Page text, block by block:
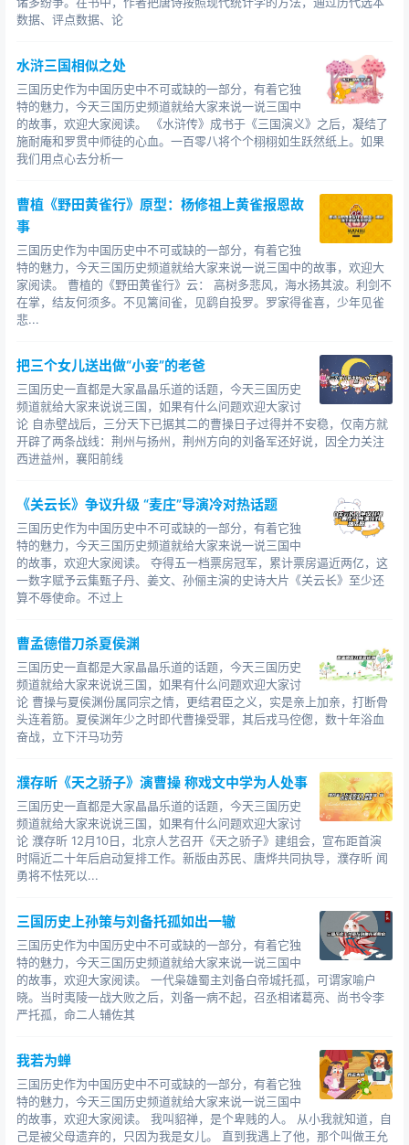
数据、评点数据、论
水浒三国相似之处
三国历史作为中国历史中不可或缺的一部分，有着它独
特的魅力，今天三国历史频道就给大家来说一说三国中
的故事，欢迎大家阅读。 《水浒传》成书于《三国演义》之后，凝结了
施耐庵和罗贯中师徒的心血。一百零八将个个栩栩如生跃然纸上。如果
我们用点心去分析一
曹植《野田黄雀行》原型：杨修祖上黄雀报恩故
事
三国历史作为中国历史中不可或缺的一部分，有着它独
特的魅力，今天三国历史频道就给大家来说一说三国中的故事，欢迎大
家阅读。 曹植的《野田黄雀行》云： 高树多悲风，海水扬其波。利剑不
在掌，结友何须多。不见篱间雀，见鹞自投罗。罗家得雀喜，少年见雀
悲...
把三个女儿送出做“小妾”的老爸
三国历史一直都是大家晶晶乐道的话题，今天三国历史
频道就给大家来说说三国，如果有什么问题欢迎大家讨
论 自赤壁战后，三分天下已据其二的曹操日子过得并不安稳，仅南方就
开辟了两条战线：荆州与扬州，荆州方向的刘备军还好说，因全力关注
西进益州，襄阳前线
《关云长》争议升级 “麦庄”导演冷对热话题
三国历史作为中国历史中不可或缺的一部分，有着它独
特的魅力，今天三国历史频道就给大家来说一说三国中
的故事，欢迎大家阅读。 夺得五一档票房冠军，累计票房逼近两亿，这
一数字赋予云集甄子丹、姜文、孙俪主演的史诗大片《关云长》至少还
算不辱使命。不过上
曹孟德借刀杀夏侯渊
三国历史一直都是大家晶晶乐道的话题，今天三国历史
频道就给大家来说说三国，如果有什么问题欢迎大家讨
论 曹操与夏侯渊份属同宗之情，更结君臣之义，实是亲上加亲，打断骨
头连着筋。夏侯渊年少之时即代曹操受罪，其后戎马倥偬，数十年浴血
奋战，立下汗马功劳
濮存昕《天之骄子》演曹操 称戏文中学为人处事
三国历史一直都是大家晶晶乐道的话题，今天三国历史
频道就给大家来说说三国，如果有什么问题欢迎大家讨
论 濮存昕 12月10日，北京人艺召开《天之骄子》建组会，宣布距首演
时隔近二十年后启动复排工作。新版由苏民、唐烨共同执导，濮存昕 闻
勇将不怯死以...
三国历史上孙策与刘备托孤如出一辙
三国历史作为中国历史中不可或缺的一部分，有着它独
特的魅力，今天三国历史频道就给大家来说一说三国中
的故事，欢迎大家阅读。 一代枭雄蜀主刘备白帝城托孤，可谓家喻户
晓。当时夷陵一战大败之后，刘备一病不起，召丞相诸葛亮、尚书令李
严托孤，命二人辅佐其
我若为蝉
三国历史作为中国历史中不可或缺的一部分，有着它独
特的魅力，今天三国历史频道就给大家来说一说三国中
的故事，欢迎大家阅读。 我叫貂禅，是个卑贱的人。 从小我就知道，自
己是被父母遗弃的，只因为我是女儿。 直到我遇上了他，那个叫做王允